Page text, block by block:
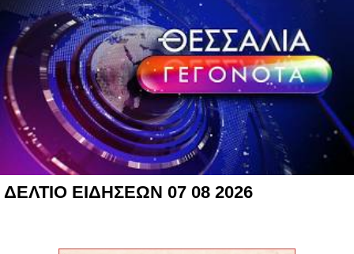
ΔΕΛΤΙΟ ΕΙΔΗΣΕΩΝ 07 08 2026